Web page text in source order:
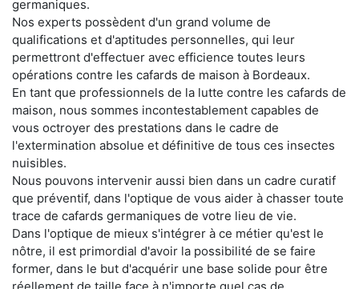
germaniques.
Nos experts possèdent d'un grand volume de
qualifications et d'aptitudes personnelles, qui leur
permettront d'effectuer avec efficience toutes leurs
opérations contre les cafards de maison à Bordeaux.
En tant que professionnels de la lutte contre les cafards de
maison, nous sommes incontestablement capables de
vous octroyer des prestations dans le cadre de
l'extermination absolue et définitive de tous ces insectes
nuisibles.
Nous pouvons intervenir aussi bien dans un cadre curatif
que préventif, dans l'optique de vous aider à chasser toute
trace de cafards germaniques de votre lieu de vie.
Dans l'optique de mieux s'intégrer à ce métier qu'est le
nôtre, il est primordial d'avoir la possibilité de se faire
former, dans le but d'acquérir une base solide pour être
réellement de taille face à n'importe quel cas de